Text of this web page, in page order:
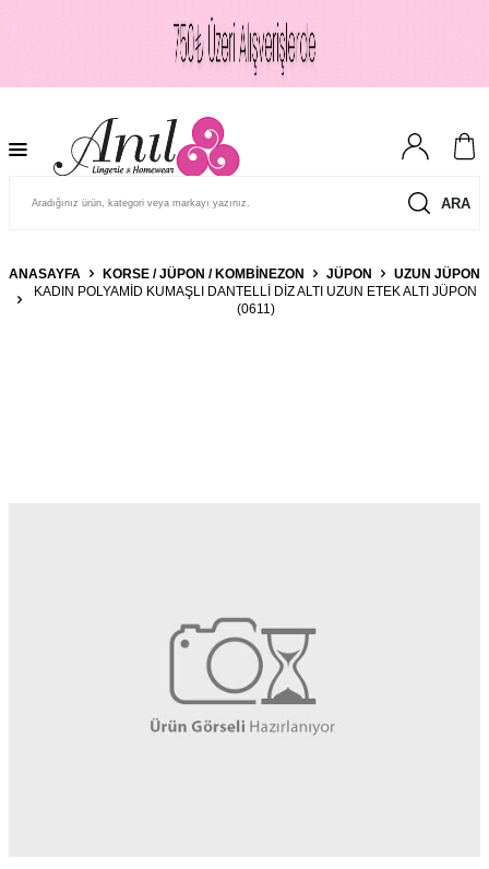
ARA
ANASAYFA KORSE / JÜPON / KOMBINEZON JÜPON
UZUN JÜPON
KADIN POLYAMID KUMAŞLI DANTELLI DIZ ALTI UZUN ETEK ALTI JÜPON
(0611)